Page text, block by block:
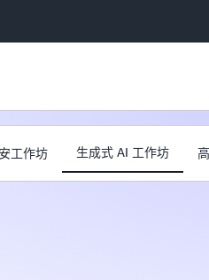
工作坊 生成式 AI 工作坊